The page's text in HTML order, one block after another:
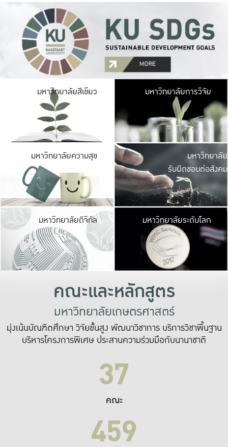
มหาวิทยาลัยสีเขียว มหาวิ
มีพื้นที่เขียวสดใส
เป็นป่าในเมือง เกษต
มหาวิทยาลัยการวิจัย
มหาวิทยาลัยความสุข มหาวิ
ค
เปิดประ
และพบเรื่องราวใ
มหาวิทยาลัย
รับผิดชอบต่อสังคม
มหาวิทยาลัยดิจิทัล มหาวิ
เปลี่ยนแปลง แล
เพื่อทำง
ระบบสารสนเทศ
มหาวิทยาลัยระดับโลก
คณะและหลักสูตร
มหาวิทยาลัยเกษตรศาสตร์
มุ่งเน้นบัณฑิตศึกษา วิจัยขั้นสูง พัฒนาวิชาการ บริการวิชาพื้นฐาน
บริหารโครงการพิเศษ ประสานความร่วมมือกับนานาชาติ
37
คณะ
459